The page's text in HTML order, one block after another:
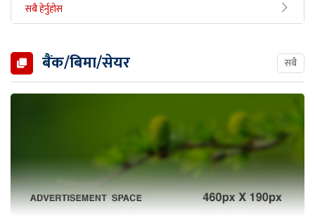
सबै हेर्नुहोस
बैंक/बिमा/सेयर सबै